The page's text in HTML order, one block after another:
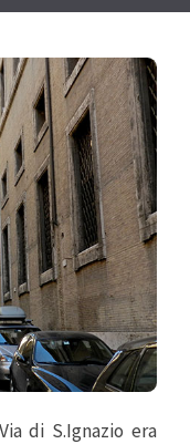
di S.Ignazio era